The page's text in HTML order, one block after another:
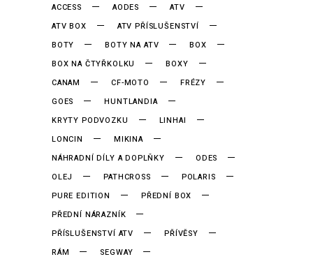
ACCESS AODES
ATV
ATV BOX
ATV PŘÍSLUŠENSTVÍ
BOTY
BOTY NA ATV
BOX
BOX NA ČTYŘKOLKU
BOXY
CANAM
CF-MOTO
FRÉZY
GOES
HUNTLANDIA
KRYTY PODVOZKU
LINHAI
LONCIN
MIKINA
NÁHRADNÍ DÍLY A DOPLŇKY
ODES
OLEJ
PATHCROSS
POLARIS
PURE EDITION
PŘEDNÍ BOX
PŘEDNÍ NÁRAZNÍK
PŘÍSLUŠENSTVÍ ATV
PŘÍVĚSY
RÁM
SEGWAY